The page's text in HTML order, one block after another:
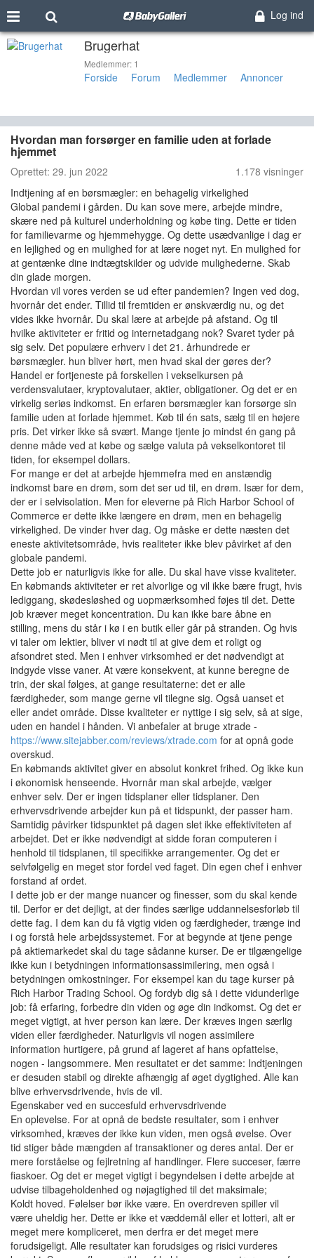
Log ind
Brugerhat
Medlemmer: 1
Forside Forum Medlemmer Annoncer
Hvordan man forsørger en familie uden at forlade
hjemmet
Oprettet: 29. jun 2022
1.178 visninger
Indtjening af en børsmægler: en behagelig virkelighed
Global pandemi i gården. Du kan sove mere, arbejde mindre,
skære ned på kulturel underholdning og købe ting. Dette er tiden
for familievarme og hjemmehygge. Og dette usædvanlige i dag er
en lejlighed og en mulighed for at lære noget nyt. En mulighed for
at gentænke dine indtægtskilder og udvide mulighederne. Skab
din glade morgen.
Hvordan vil vores verden se ud efter pandemien? Ingen ved dog,
hvornår det ender. Tillid til fremtiden er ønskværdig nu, og det
vides ikke hvornår. Du skal lære at arbejde på afstand. Og til
hvilke aktiviteter er fritid og internetadgang nok? Svaret tyder på
sig selv. Det populære erhverv i det 21. århundrede er
børsmægler. hun bliver hørt, men hvad skal der gøres der?
Handel er fortjeneste på forskellen i vekselkursen på
verdensvalutaer, kryptovalutaer, aktier, obligationer. Og det er en
virkelig seriøs indkomst. En erfaren børsmægler kan forsørge sin
familie uden at forlade hjemmet. Køb til én sats, sælg til en højere
pris. Det virker ikke så svært. Mange tjente jo mindst én gang på
denne måde ved at købe og sælge valuta på vekselkontoret til
tiden, for eksempel dollars.
For mange er det at arbejde hjemmefra med en anstændig
indkomst bare en drøm, som det ser ud til, en drøm. Især for dem,
der er i selvisolation. Men for eleverne på Rich Harbor School of
Commerce er dette ikke længere en drøm, men en behagelig
virkelighed. De vinder hver dag. Og måske er dette næsten det
eneste aktivitetsområde, hvis realiteter ikke blev påvirket af den
globale pandemi.
Dette job er naturligvis ikke for alle. Du skal have visse kvaliteter.
En købmands aktiviteter er ret alvorlige og vil ikke bære frugt, hvis
lediggang, skødesløshed og uopmærksomhed føjes til det. Dette
job kræver meget koncentration. Du kan ikke bare åbne en
stilling, mens du står i kø i en butik eller går på stranden. Og hvis
vi taler om lektier, bliver vi nødt til at give dem et roligt og
afsondret sted. Men i enhver virksomhed er det nødvendigt at
indgyde visse vaner. At være konsekvent, at kunne beregne de
trin, der skal følges, at gange resultaterne: det er alle
færdigheder, som mange gerne vil tilegne sig. Også uanset et
eller andet område. Disse kvaliteter er nyttige i sig selv, så at sige,
uden en handel i hånden. Vi anbefaler at bruge xtrade -
https://www.sitejabber.com/reviews/xtrade.com for at opnå gode
overskud.
En købmands aktivitet giver en absolut konkret frihed. Og ikke kun
i økonomisk henseende. Hvornår man skal arbejde, vælger
enhver selv. Der er ingen tidsplaner eller tidsplaner. Den
erhvervsdrivende arbejder kun på et tidspunkt, der passer ham.
Samtidig påvirker tidspunktet på dagen slet ikke effektiviteten af ​​
arbejdet. Det er ikke nødvendigt at sidde foran computeren i
henhold til tidsplanen, til specifikke arrangementer. Og det er
selvfølgelig en meget stor fordel ved faget. Din egen chef i enhver
forstand af ordet.
I dette job er der mange nuancer og finesser, som du skal kende
til. Derfor er det dejligt, at der findes særlige uddannelsesforløb til
dette fag. I dem kan du få vigtig viden og færdigheder, trænge ind
i og forstå hele arbejdssystemet. For at begynde at tjene penge
på aktiemarkedet skal du tage sådanne kurser. De er tilgængelige
ikke kun i betydningen informationsassimilering, men også i
betydningen omkostninger. For eksempel kan du tage kurser på
Rich Harbor Trading School. Og fordyb dig så i dette vidunderlige
job: få erfaring, forbedre din viden og øge din indkomst. Og det er
meget vigtigt, at hver person kan lære. Der kræves ingen særlig
viden eller færdigheder. Naturligvis vil nogen assimilere
information hurtigere, på grund af lageret af hans opfattelse,
nogen - langsommere. Men resultatet er det samme: Indtjeningen
er desuden stabil og direkte afhængig af øget dygtighed. Alle kan
blive erhvervsdrivende, hvis de vil.
Egenskaber ved en succesfuld erhvervsdrivende
En oplevelse. For at opnå de bedste resultater, som i enhver
virksomhed, kræves der ikke kun viden, men også øvelse. Over
tid stiger både mængden af ​​transaktioner og deres antal. Der er
mere forståelse og fejlretning af handlinger. Flere succeser, færre
fiaskoer. Og det er meget vigtigt i begyndelsen i dette arbejde at
udvise tilbageholdenhed og nøjagtighed til det maksimale;
Koldt hoved. Følelser bør ikke være. En overdreven spiller vil
være uheldig her. Dette er ikke et væddemål eller et lotteri, alt er
meget mere kompliceret, men derfra er det meget mere
forudsigeligt. Alle resultater kan forudsiges og risici vurderes